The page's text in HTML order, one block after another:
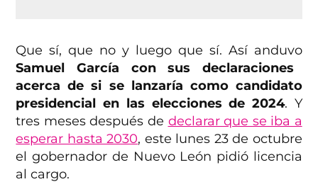
Que sí, que no y luego que sí. Así anduvo
Samuel García con sus declaraciones
acerca de si se lanzaría como candidato
presidencial en las elecciones de 2024. Y
tres meses después de declarar que se iba a
esperar hasta 2030, este lunes 23 de octubre
el gobernador de Nuevo León pidió licencia
al cargo.